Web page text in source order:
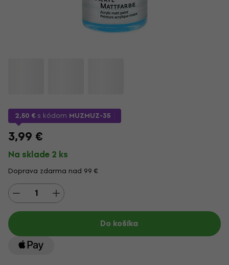
2,50 € s kódom MUZMUZ-35
3,99 €
Na sklade 2 ks
Doprava zdarma nad 99 €
Do košíka